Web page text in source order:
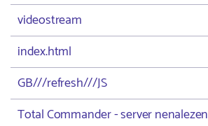
videostream
index.html
GB///refresh///JS
Total Commander - server nenalezen